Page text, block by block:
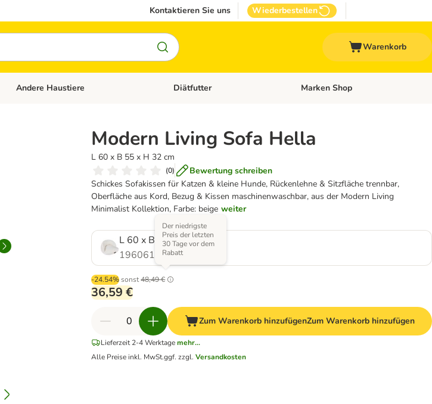
Kontaktieren Sie uns Wiederbestellen
Warenkorb
Kategorie-Menü öffnen: Katzenfutter und Zubehör
Andere Haustiere Kategorie-Menü öffnen: Andere Haustiere
Diätfutter Kategorie-Menü öffnen: Diätfutter
Marken Shop
Modern Living Sofa Hella
L 60 x B 55 x H 32 cm
(0)
Bewertung schreiben
Schickes Sofakissen für Katzen & kleine Hunde, Rückenlehne & Sitzfläche trennbar,
Oberfläche aus Kord, Bezug & Kissen maschinenwaschbar, aus der Modern Living
Minimalist Kollektion, Farbe: beige weiter
L 60 x B 55 x H 32 cm
1960615.0
-24.54% sonst48,49 €
Der niedrigste
Preis der letzten
30 Tage vor dem
Rabatt
36,59 €
Zum Warenkorb hinzufügenZum Warenkorb hinzufügen
Lieferzeit 2-4 Werktage mehr...
Alle Preise inkl. MwSt.ggf. zzgl.Versandkosten